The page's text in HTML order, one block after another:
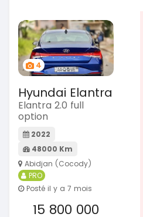
4
Hyundai Elantra
Elantra 2.0 full
option
2022
48000 Km
Abidjan (Cocody)
PRO
Posté il y a 7 mois
15 800 000